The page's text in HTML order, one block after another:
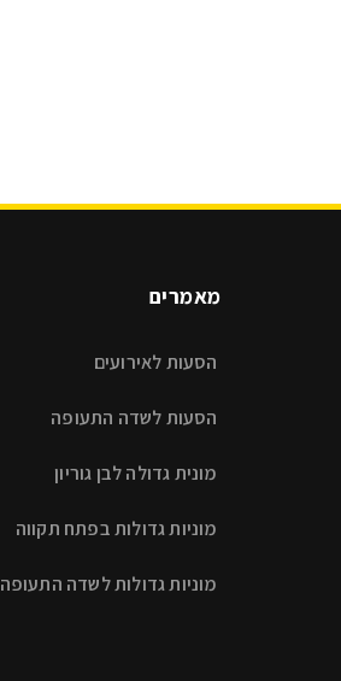
מאמרים
הסעות לאירועים
הסעות לשדה התעופה
מונית גדולה לבן גוריון
מוניות גדולות בפתח תקווה
מוניות גדולות לשדה התעופה